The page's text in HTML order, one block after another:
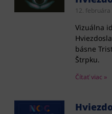
12. februára
Vizuálna
básne
Štrpku.
Čítať viac »